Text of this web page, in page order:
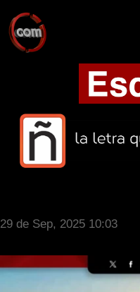
29 de Sep, 2025 10:03